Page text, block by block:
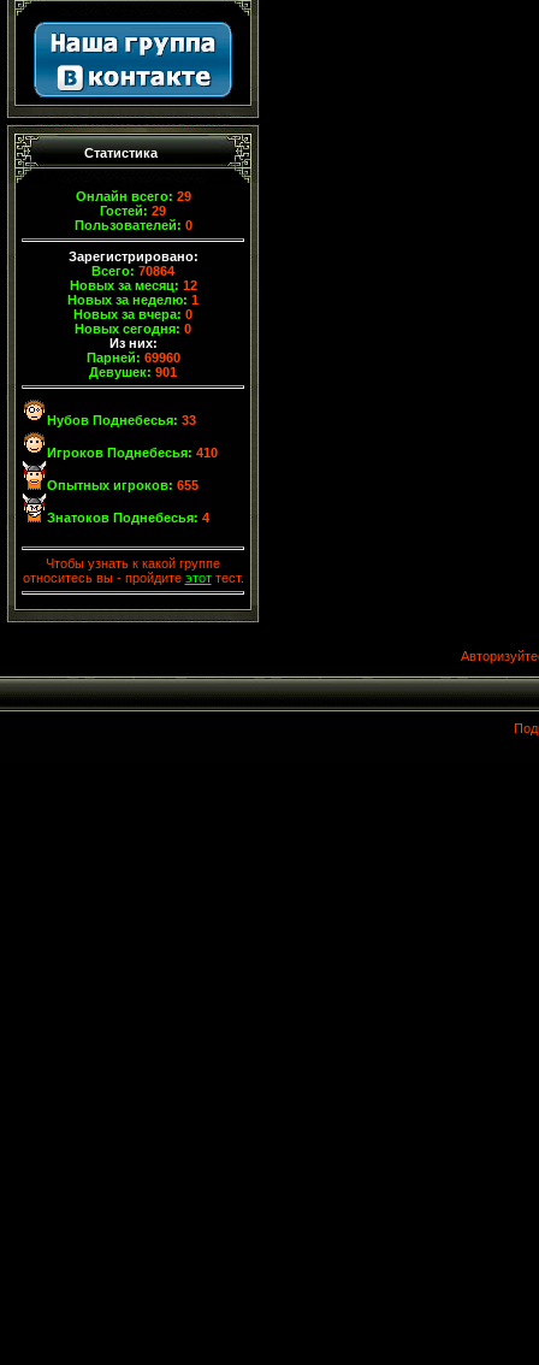
Статистика
Онлайн всего: 29
Гостей: 29
Пользователей: 0
Зарегистрировано:
Всего: 70864
Новых за месяц: 12
Новых за неделю: 1
Новых за вчера: 0
Новых сегодня: 0
Из них:
Парней: 69960
Девушек: 901
Нубов Поднебесья: 33
Игроков Поднебесья: 410
Опытных игроков: 655
Знатоков Поднебесья: 4
Чтобы узнать к какой группе
относитесь вы - пройдите этоттест.